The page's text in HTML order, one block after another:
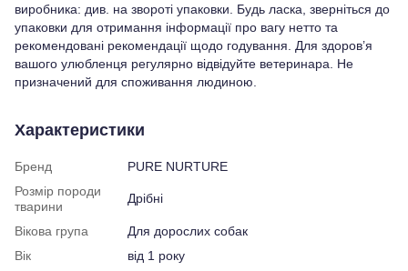
виробника: див. на звороті упаковки. Будь ласка, зверніться до
упаковки для отримання інформації про вагу нетто та
рекомендовані рекомендації щодо годування. Для здоров’я
вашого улюбленця регулярно відвідуйте ветеринара. Не
призначений для споживання людиною.
Характеристики
Бренд
PURE NURTURE
Розмір породи
тварини
Дрібні
Вікова група
Для дорослих собак
Вік
від 1 року